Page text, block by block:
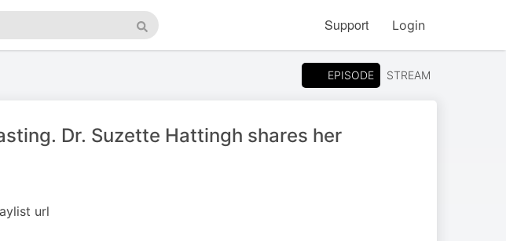
Search
Support Login
EPISODE STREAM
Dr. Suzette Hattingh shares her
url